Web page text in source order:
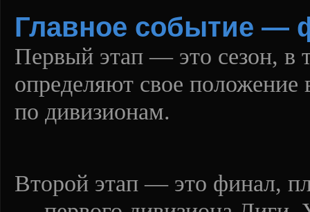
Главное событие —
Первый этап — это сезон, в
определяют свое положение
по дивизионам.
Второй этап — это финал,